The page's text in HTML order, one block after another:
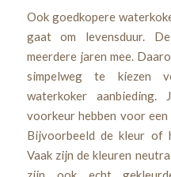
Ook goedkopere
gaat om levensduur.
meerdere jaren mee.
simpelweg te kiezen
waterkoker
voorkeur hebben voor
Bijvoorbeeld de kleur of
Vaak zijn de kleuren